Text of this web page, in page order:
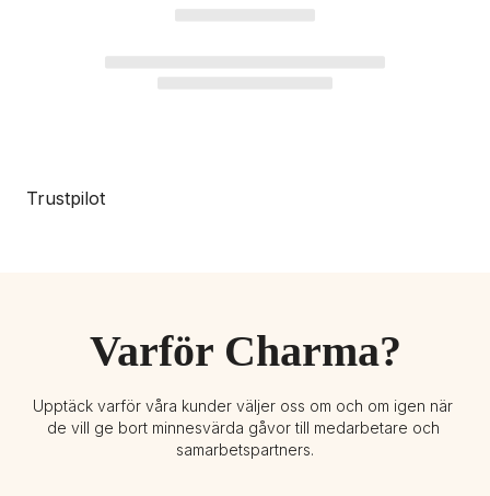
Trustpilot
Varför Charma?
Upptäck varför våra kunder väljer oss om och om igen när
de vill ge bort minnesvärda gåvor till medarbetare och
samarbetspartners.